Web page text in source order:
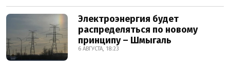
Электроэнергия будет
распределяться по новому
принципу – Шмыгаль
6 АВГУСТА, 18:23